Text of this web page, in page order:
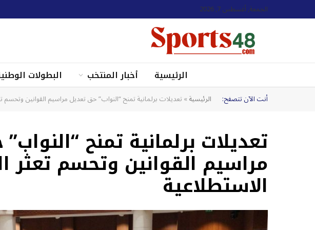
الجمعة, أغسطس 7, 2026
الرئيسية أخبار المنتخب البطولات
أنت الآن تتصفح: الرئيسية»تعديلات برلمانية تمنح “النواب” حق تعديل مراسيم القوانين وتحسم
تعديلات برلمانية تمنح
مراسيم القوانين وتحسم تعثر
الاستطلاعية